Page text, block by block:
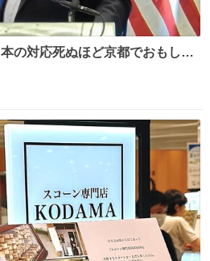
の対応死ぬほど京都でおもしろ
煽りまくってるの好き。笑